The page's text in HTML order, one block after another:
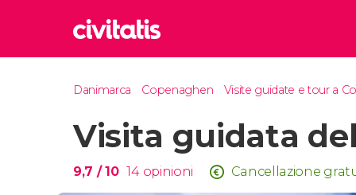
Roma
Italia
Regno
Danimarca Copenaghen Visite guidate e tour a
Visita guidata
9,7 / 10 14 opinioni Cancellazione